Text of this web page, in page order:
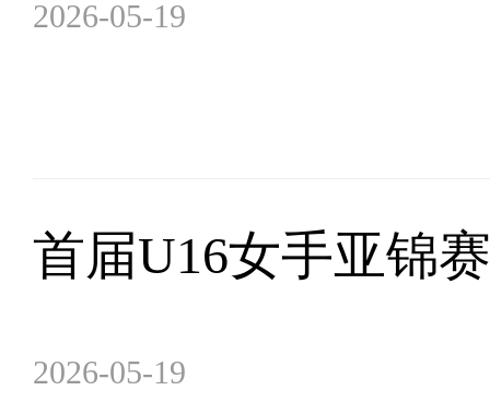
2026-05-19
首届U16女手亚锦
2026-05-19